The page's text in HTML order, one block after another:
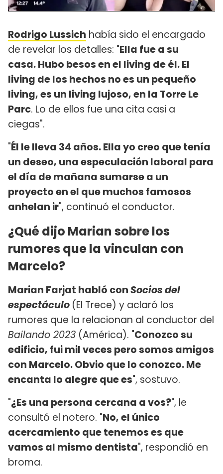
Rodrigo Lussich había sido el encargado
de revelar los detalles: "Ella fue a su
casa. Hubo besos en el living de él. El
living de los hechos no es un pequeño
living, es un living lujoso, en la Torre Le
Parc. Lo de ellos fue una cita casi a
ciegas".
"Él le lleva 34 años. Ella yo creo que tenía
un deseo, una especulación laboral para
el día de mañana sumarse a un
proyecto en el que muchos famosos
anhelan ir", continuó el conductor.
¿Qué dijo Marian sobre los
rumores que la vinculan con
Marcelo?
Marian Farjat habló conSocios del
espectáculo (El Trece) y aclaró los
rumores que la relacionan al conductor del
Bailando 2023 (América). "Conozco su
edificio, fui mil veces pero somos amigos
con Marcelo. Obvio que lo conozco. Me
encanta lo alegre que es", sostuvo.
"¿Es una persona cercana a vos?", le
consultó el notero. "No, el único
acercamiento que tenemos es que
vamos al mismo dentista", respondió en
broma.